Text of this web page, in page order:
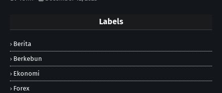
Labels
Berita
Berkebun
Ekonomi
Forex